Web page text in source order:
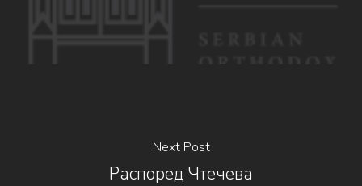
Next Post
Распоред Чтечева